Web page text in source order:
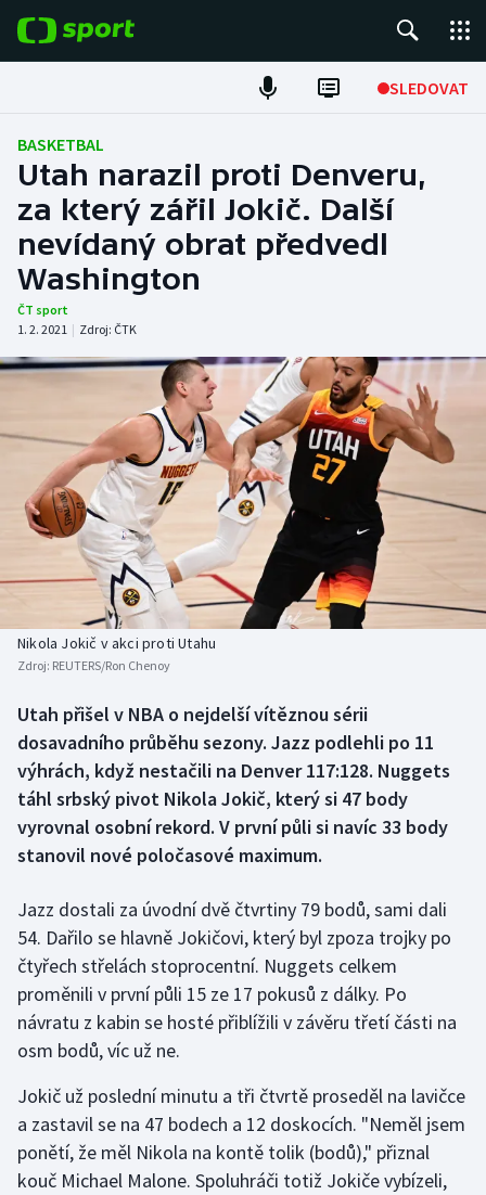
SLEDOVAT
Fotbal
Hokej
Tenis
Atletika
Americký fotbal
Baseball a softbal
Basketbal
Boby a skeleton
Box
Curling
Florbal
Futsal
Golf
Gymnastika
Jezdectví
Judo
NEPŘEHLÉDNĚTE
Soutěže
Historické návraty
Aplikace ČT sport
AZ kvíz
BASKETBAL
Utah narazil proti Denveru,
za který zářil Jokič. Další
nevídaný obrat předvedl
Washington
ČT sport
1. 2. 2021 | Zdroj: ČTK
Nikola Jokič v akci proti Utahu
Zdroj: REUTERS/Ron Chenoy
Utah přišel v NBA o nejdelší vítěznou sérii
dosavadního průběhu sezony. Jazz podlehli po 11
výhrách, když nestačili na Denver 117:128. Nuggets
táhl srbský pivot Nikola Jokič, který si 47 body
vyrovnal osobní rekord. V první půli si navíc 33 body
stanovil nové poločasové maximum.
Jazz dostali za úvodní dvě čtvrtiny 79 bodů, sami dali
54. Dařilo se hlavně Jokičovi, který byl zpoza trojky po
čtyřech střelách stoprocentní. Nuggets celkem
proměnili v první půli 15 ze 17 pokusů z dálky. Po
návratu z kabin se hosté přiblížili v závěru třetí části na
osm bodů, víc už ne.
Jokič už poslední minutu a tři čtvrtě proseděl na lavičce
a zastavil se na 47 bodech a 12 doskocích. "Neměl jsem
ponětí, že měl Nikola na kontě tolik (bodů)," přiznal
kouč Michael Malone. Spoluhráči totiž Jokiče vybízeli,